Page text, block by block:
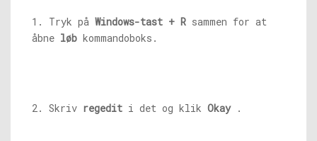
1. Tryk på Windows-tast + R sammen for at
åbne løb kommandoboks.
2. Skriv regedit i det og klik Okay.